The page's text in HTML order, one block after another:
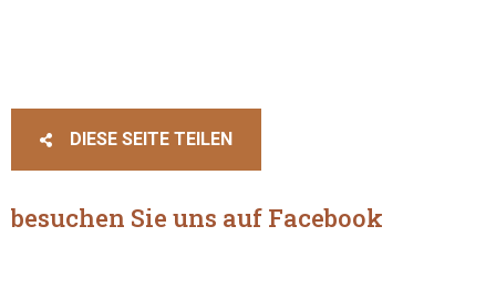
DIESE SEITE TEILEN
besuchen Sie uns auf Facebook